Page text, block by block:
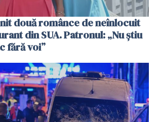
două românce de neînlocuit
din SUA. Patronul: „Nu știu
fără voi”